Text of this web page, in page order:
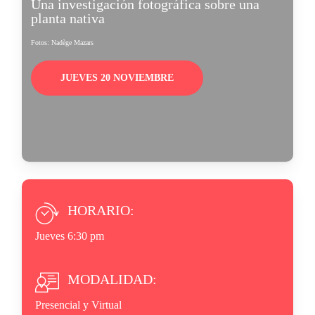
Una investigación fotográfica sobre una
planta nativa
Fotos: Nadège Mazars
JUEVES 20 NOVIEMBRE
HORARIO:
Jueves 6:30 pm
MODALIDAD:
Presencial y Virtual